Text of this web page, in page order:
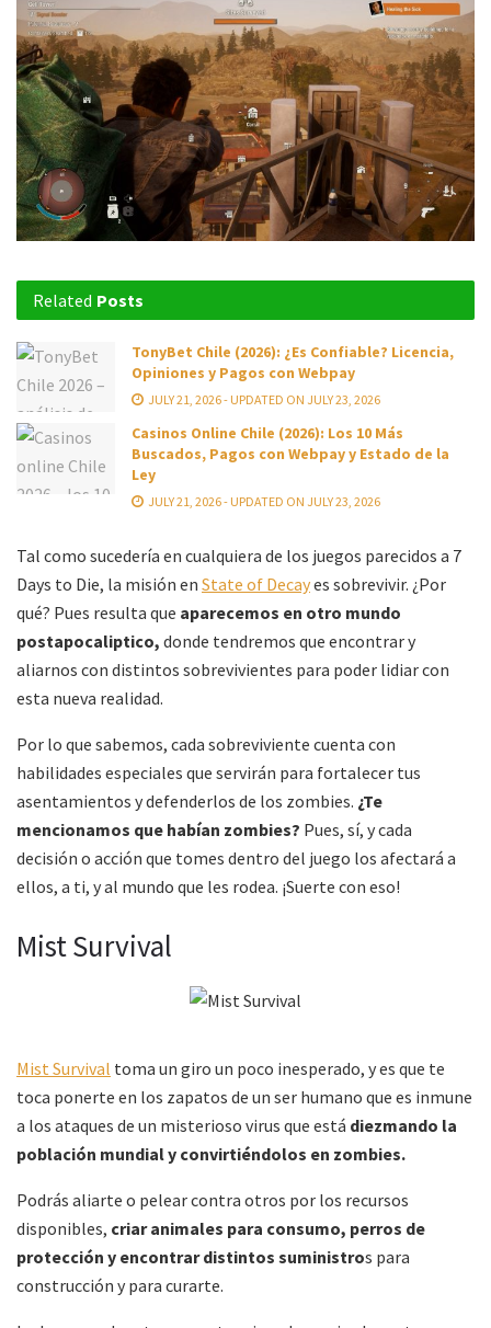
Related Posts
TonyBet Chile (2026): ¿Es Confiable? Licencia,
Opiniones y Pagos con Webpay
JULY 21, 2026 - UPDATED ON JULY 23, 2026
Casinos Online Chile (2026): Los 10 Más
Buscados, Pagos con Webpay y Estado de la
Ley
JULY 21, 2026 - UPDATED ON JULY 23, 2026
Tal como sucedería en cualquiera de los juegos parecidos a 7
Days to Die, la misión en State of Decayes sobrevivir. ¿Por
qué? Pues resulta que aparecemos en otro mundo
postapocaliptico, donde tendremos que encontrar y
aliarnos con distintos sobrevivientes para poder lidiar con
esta nueva realidad.
Por lo que sabemos, cada sobreviviente cuenta con
habilidades especiales que servirán para fortalecer tus
asentamientos y defenderlos de los zombies. ¿Te
mencionamos que habían zombies? Pues, sí, y cada
decisión o acción que tomes dentro del juego los afectará a
ellos, a ti, y al mundo que les rodea. ¡Suerte con eso!
Mist Survival
Mist Survival toma un giro un poco inesperado, y es que te
toca ponerte en los zapatos de un ser humano que es inmune
a los ataques de un misterioso virus que está diezmando la
población mundial y convirtiéndolos en zombies.
Podrás aliarte o pelear contra otros por los recursos
disponibles, criar animales para consumo, perros de
protección y encontrar distintos suministros para
construcción y para curarte.